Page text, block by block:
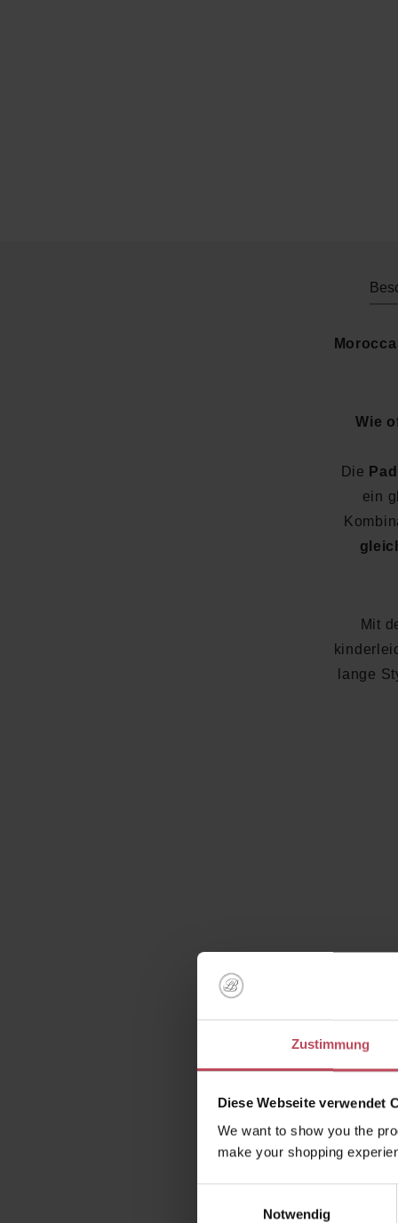
Zustimmung
Diese Webseite verwendet
We want to show you the
make your shopping
Notwendig
Wie
Die
ein
Mit
lange